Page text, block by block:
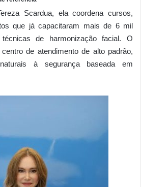
Scardua, ela coordena cursos,
que já capacitaram mais de 6 mil
de harmonização facial. O
de atendimento de alto padrão,
à segurança baseada em